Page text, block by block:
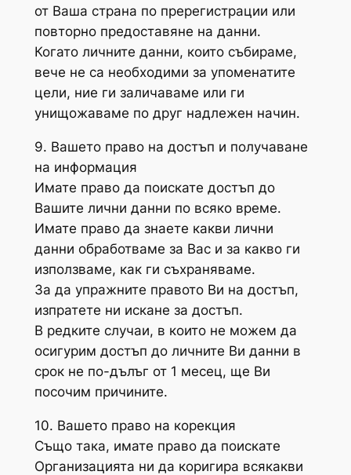
от Ваша страна по пререгистрации или
повторно предоставяне на данни.
Когато личните данни, които събираме,
вече не са необходими за упоменатите
цели, ние ги заличаваме или ги
унищожаваме по друг надлежен начин.
9. Вашето право на достъп и получаване
на информация
Имате право да поискате достъп до
Вашите лични данни по всяко време.
Имате право да знаете какви лични
данни обработваме за Вас и за какво ги
използваме, как ги съхраняваме.
За да упражните правото Ви на достъп,
изпратете ни искане за достъп.
В редките случаи, в които не можем да
осигурим достъп до личните Ви данни в
срок не по-дълъг от 1 месец, ще Ви
посочим причините.
10. Вашето право на корекция
Също така, имате право да поискате
Организацията ни да коригира всякакви